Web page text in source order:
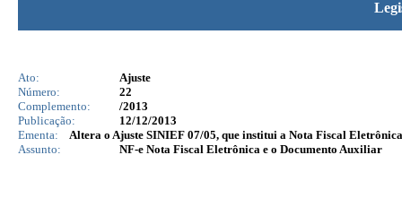
Ato:
Ajuste
Número:
22
Complemento:
/2013
Publicação:
12/12/2013
Ementa:
Altera o Ajuste SINIEF 07/05, que institui a Nota Fiscal
Assunto:
NF-e Nota Fiscal Eletrônica e o Documento Auxiliar